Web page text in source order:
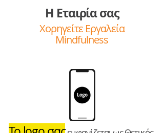
Η Εταιρία σας
Χορηγείτε Εργαλεία
Mindfulness